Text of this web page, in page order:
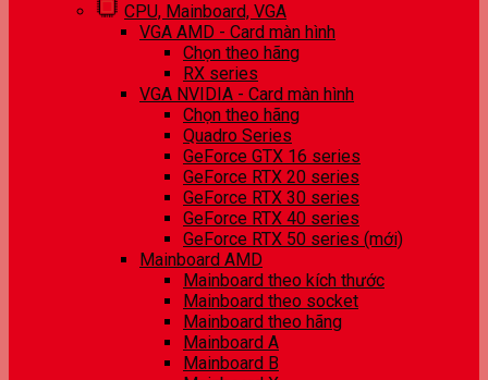
CPU, Mainboard, VGA
VGA AMD - Card màn hình
Chọn theo hãng
RX series
VGA NVIDIA - Card màn hình
Chọn theo hãng
Quadro Series
GeForce GTX 16 series
GeForce RTX 20 series
GeForce RTX 30 series
GeForce RTX 40 series
GeForce RTX 50 series (mới)
Mainboard AMD
Mainboard theo kích thước
Mainboard theo socket
Mainboard theo hãng
Mainboard A
Mainboard B